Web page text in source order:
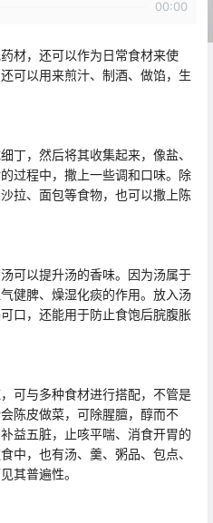
00:00
材， 还可以作为日常食材来使
还可以用来煎汁、制酒、做馅， 生
丁，然后将其收集起来，像盐、
过程中，撒上一些调和口味。除
拉、面包等食物，也可以撒上陈
可以提升汤的香味。因为汤属于
健脾、燥湿化痰的作用。放入汤
口，还能用于防止食饱后脘腹胀
可与多种食材进行搭配，不管是
陈皮做菜，可除腥膻，醇而不
益五脏，止咳平喘、消食开胃的
中，也有汤、羹、粥品、包点、
其普遍性。